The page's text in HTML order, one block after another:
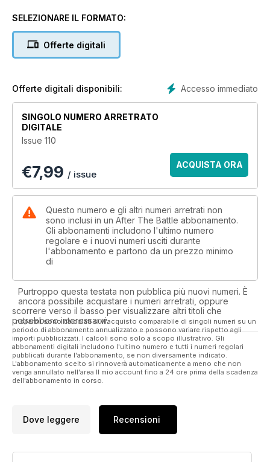
1944 which led to the most decorated American soldier being
SELEZIONARE IL FORMATO:
Offerte digitali
Accesso immediato
Offerte digitali disponibili:
SINGOLO NUMERO ARRETRATO
DIGITALE
Issue 110
€7,99 / issue
ACQUISTA ORA
Questo numero e gli altri numeri arretrati non
sono inclusi in un After The Battle abbonamento.
Gli abbonamenti includono l'ultimo numero
regolare e i nuovi numeri usciti durante
l'abbonamento e partono da un prezzo minimo
di
Purtroppo questa testata non pubblica più nuovi numeri. È
ancora possibile acquistare i numeri arretrati, oppure
scorrere verso il basso per visualizzare altri titoli che
potrebbero interessarvi.
I risparmi sono calcolati sull'acquisto comparabile di singoli numeri su un
periodo di abbonamento annualizzato e possono variare rispetto agli
importi pubblicizzati. I calcoli sono solo a scopo illustrativo. Gli
abbonamenti digitali includono l'ultimo numero e tutti i numeri regolari
pubblicati durante l'abbonamento, se non diversamente indicato.
L'abbonamento scelto si rinnoverà automaticamente a meno che non
venga annullato nell'area Il mio account fino a 24 ore prima della scadenza
dell'abbonamento in corso.
Dove leggere Recensioni